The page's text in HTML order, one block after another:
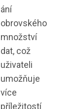
ání
obrovského
množství
dat, což
uživateli
umožňuje
více
příležitostí